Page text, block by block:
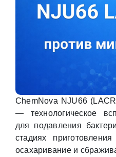
ChemNova NJU66
— технологическое
для подавления
стадиях
осахаривание и